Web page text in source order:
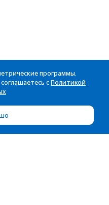
программы.
с Политикой